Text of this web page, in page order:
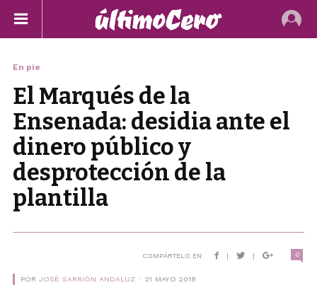
En pie
El Marqués de la
Ensenada: desidia ante el
dinero público y
desprotección de la
plantilla
COMPÁRTELO EN: | | 0
POR JOSÉ SARRIÓN ANDALUZ
21 MAYO 2018